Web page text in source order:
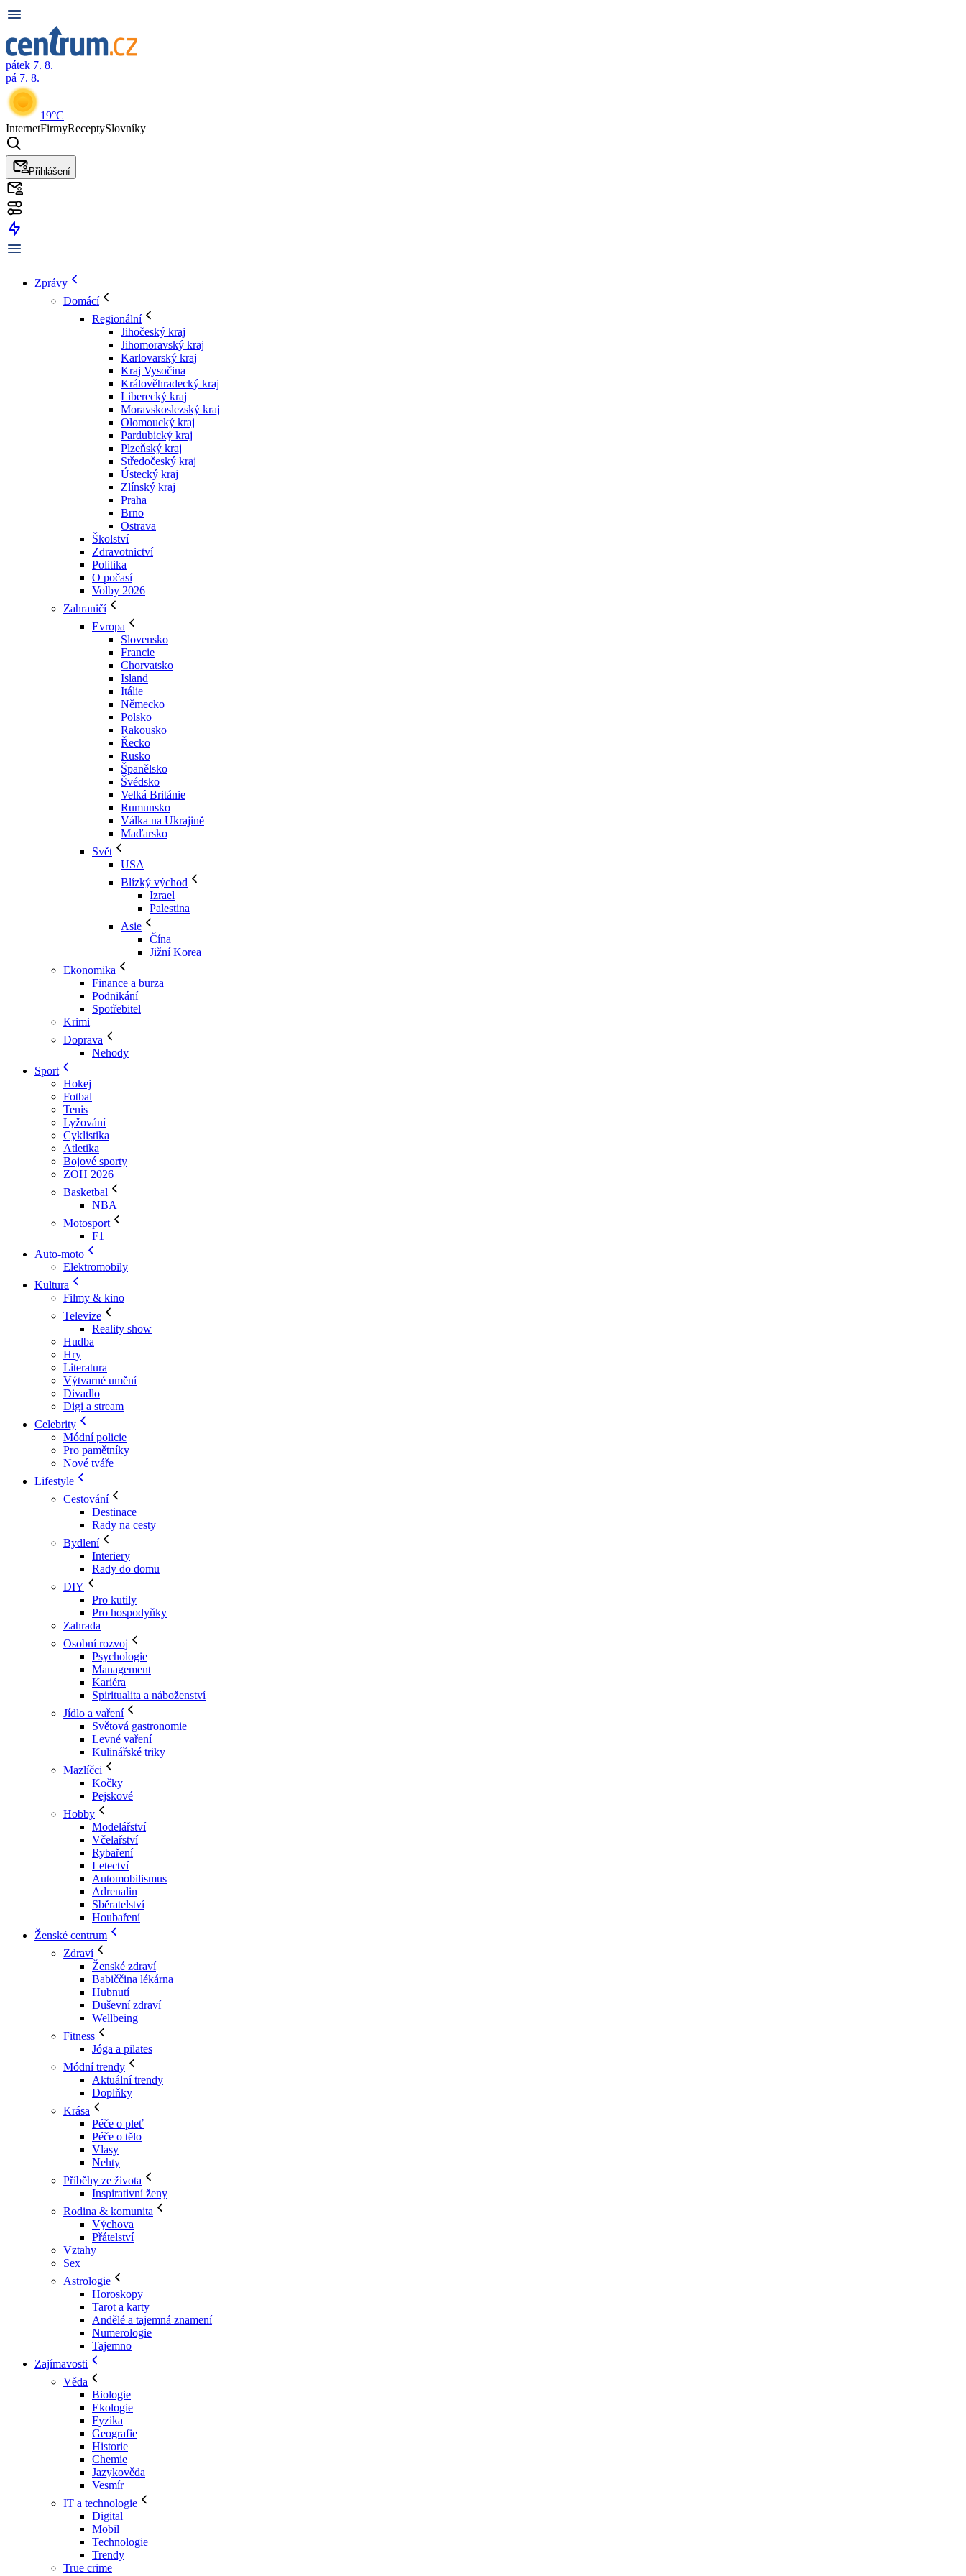
pátek 7. 8.
pá 7. 8.
19°C
InternetFirmyReceptySlovníky
Přihlášení
Zprávy
Domácí
Regionální
Jihočeský kraj
Jihomoravský kraj
Karlovarský kraj
Kraj Vysočina
Králověhradecký kraj
Liberecký kraj
Moravskoslezský kraj
Olomoucký kraj
Pardubický kraj
Plzeňský kraj
Středočeský kraj
Ústecký kraj
Zlínský kraj
Praha
Brno
Ostrava
Školství
Zdravotnictví
Politika
O počasí
Volby 2026
Zahraničí
Evropa
Slovensko
Francie
Chorvatsko
Island
Itálie
Německo
Polsko
Rakousko
Řecko
Rusko
Španělsko
Švédsko
Velká Británie
Rumunsko
Válka na Ukrajině
Maďarsko
Svět
USA
Blízký východ
Izrael
Palestina
Asie
Čína
Jižní Korea
Ekonomika
Finance a burza
Podnikání
Spotřebitel
Krimi
Doprava
Nehody
Sport
Hokej
Fotbal
Tenis
Lyžování
Cyklistika
Atletika
Bojové sporty
ZOH 2026
Basketbal
NBA
Motosport
F1
Auto-moto
Elektromobily
Kultura
Filmy & kino
Televize
Reality show
Hudba
Hry
Literatura
Výtvarné umění
Divadlo
Digi a stream
Celebrity
Módní policie
Pro pamětníky
Nové tváře
Lifestyle
Cestování
Destinace
Rady na cesty
Bydlení
Interiery
Rady do domu
DIY
Pro kutily
Pro hospodyňky
Zahrada
Osobní rozvoj
Psychologie
Management
Kariéra
Spiritualita a náboženství
Jídlo a vaření
Světová gastronomie
Levné vaření
Kulinářské triky
Mazlíčci
Kočky
Pejskové
Hobby
Modelářství
Včelařství
Rybaření
Letectví
Automobilismus
Adrenalin
Sběratelství
Houbaření
Ženské centrum
Zdraví
Ženské zdraví
Babiččina lékárna
Hubnutí
Duševní zdraví
Wellbeing
Fitness
Jóga a pilates
Módní trendy
Aktuální trendy
Doplňky
Krása
Péče o pleť
Péče o tělo
Vlasy
Nehty
Příběhy ze života
Inspirativní ženy
Rodina & komunita
Výchova
Přátelství
Vztahy
Sex
Astrologie
Horoskopy
Tarot a karty
Andělé a tajemná znamení
Numerologie
Tajemno
Zajímavosti
Věda
Biologie
Ekologie
Fyzika
Geografie
Historie
Chemie
Jazykověda
Vesmír
IT a technologie
Digital
Mobil
Technologie
Trendy
True crime